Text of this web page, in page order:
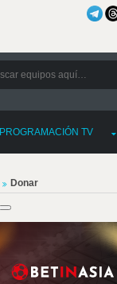
PROGRAMACIÓN TV
Donar